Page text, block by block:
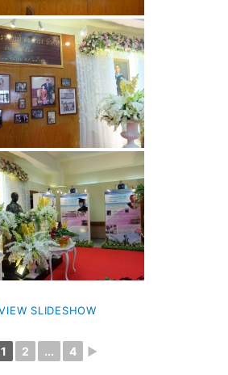
SLIDESHOW
1 2 ... 4 ►